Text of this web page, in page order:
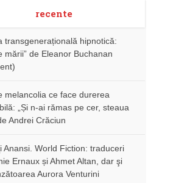
recente
transgenerațională hipnotică:
mării” de Eleanor Buchanan
melancolia ce face durerea
„Și n-ai rămas pe cer, steaua
Andrei Crăciun
Anansi. World Fiction: traduceri
Ernaux și Ahmet Altan, dar şi
Aurora Venturini